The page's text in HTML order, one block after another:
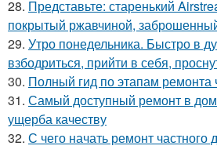
28. Представьте: старенький
покрытый ржавчиной,
29. Утро понедельника. Быстро в
взбодриться, прийти в себя,
30. Полный гид по этапам ремонта
31. Самый доступный ремонт в
ущерба качеству
32. С чего начать ремонт